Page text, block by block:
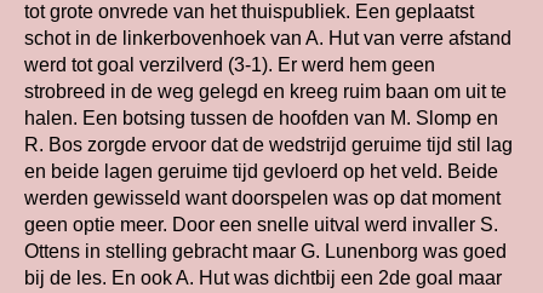
tot grote onvrede van het thuispubliek. Een geplaatst
schot in de linkerbovenhoek van A. Hut van verre afstand
werd tot goal verzilverd (3-1). Er werd hem geen
strobreed in de weg gelegd en kreeg ruim baan om uit te
halen. Een botsing tussen de hoofden van M. Slomp en
R. Bos zorgde ervoor dat de wedstrijd geruime tijd stil lag
en beide lagen geruime tijd gevloerd op het veld. Beide
werden gewisseld want doorspelen was op dat moment
geen optie meer. Door een snelle uitval werd invaller S.
Ottens in stelling gebracht maar G. Lunenborg was goed
bij de les. En ook A. Hut was dichtbij een 2de goal maar